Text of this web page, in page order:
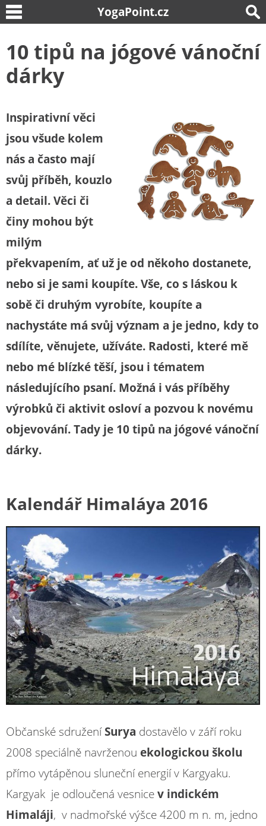
YogaPoint.cz
10 tipů na jógové vánoční
dárky
Inspirativní věci
jsou všude kolem
nás a často mají
svůj příběh, kouzlo
a detail. Věci či
činy mohou být
milým
překvapením, ať už je od někoho dostanete,
nebo si je sami koupíte. Vše, co s láskou k
sobě či druhým vyrobíte, koupíte a
nachystáte má svůj význam a je jedno, kdy to
sdílíte, věnujete, užíváte. Radosti, které mě
nebo mé blízké těší, jsou i tématem
následujícího psaní. Možná i vás příběhy
výrobků či aktivit osloví a pozvou k novému
objevování. Tady je 10 tipů na jógové vánoční
dárky.
Kalendář Himaláya 2016
Občanské sdruženíSurya dostavělo v září roku
2008 speciálně navrženou ekologickou školu
přímo vytápěnou sluneční energií v Kargyaku.
Kargyak je odloučená vesnicev indickém
Himaláji, v nadmořské výšce 4200 m n. m, jedno